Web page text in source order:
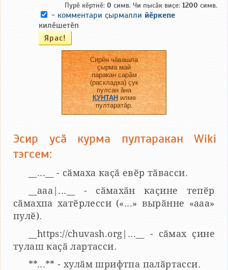
Пурӗ кӗртнӗ: 0 симв. Чи пысӑк виҫе: 1200 симв.
- комментари ҫырмалли йӗркепе
килӗшетӗп
Сирӗн чӑвашла
ҫырма май
паракан сарӑм
(раскладка) ҫук
пулсан ӑна
КУНТАНилме
пултаратӑр.
Эсир усӑ курма пултаракан Wiki
тэгсем:
__...__ - сӑмаха каҫӑ евӗр тӑвасси.
__aaa|...__ - сӑмахӑн каҫине тепӗр
сӑмахпа хатӗрлесси («...» вырӑнне «ааа»
пулӗ).
__https://chuvash.org|...__ - сӑмах ҫине
тулаш каҫӑ лартасси.
**...** - хулӑм шрифтпа палӑртасси.